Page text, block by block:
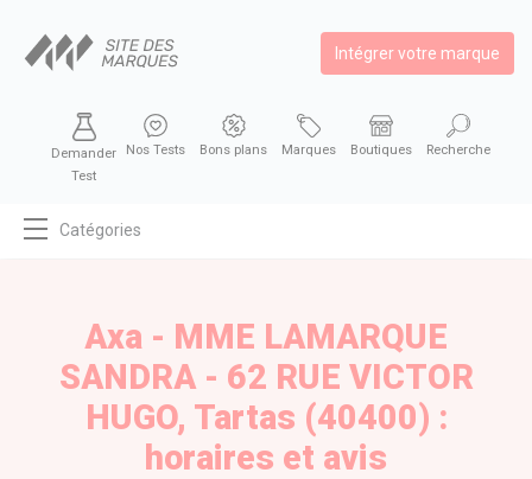
Intégrer votre marque
Demander
Test
Nos Tests Bons plans Marques Boutiques Recherche
Catégories
Axa - MME LAMARQUE
SANDRA - 62 RUE VICTOR
HUGO, Tartas (40400) :
horaires et avis